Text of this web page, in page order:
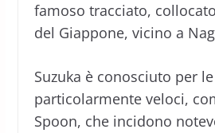
famoso tracciato,
del Giappone, vicino a
Suzuka è conosciuto per
particolarmente veloci,
Spoon, che incidono